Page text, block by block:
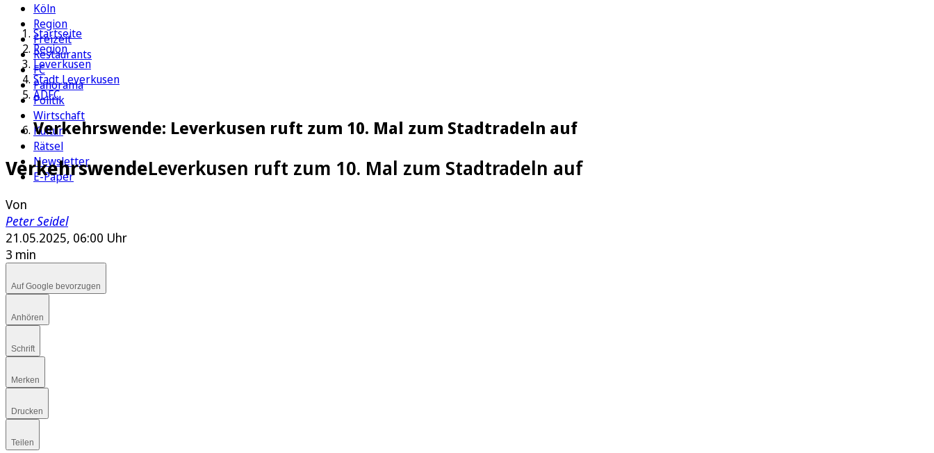
Köln
Region
Freizeit
Restaurants
FC
Panorama
Politik
Wirtschaft
Kultur
Rätsel
Newsletter
E-Paper
Startseite
Region
Leverkusen
Stadt Leverkusen
ADFC
Verkehrswende: Leverkusen ruft zum 10. Mal zum Stadtradeln auf
VerkehrswendeLeverkusen ruft zum 10. Mal zum Stadtradeln auf
Von
Peter Seidel
21.05.2025, 06:00 Uhr
3 min
Auf Google bevorzugen
Anhören
Schrift
Merken
Drucken
Teilen